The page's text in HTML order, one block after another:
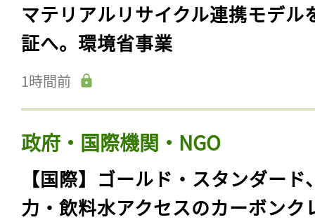
マテリアルリサイクル連携モデル
証へ。環境省事業
1時間前
政府・国際機関・NGO
【国際】ゴールド・スタンダード
力・飲料水アクセスのカーボンク